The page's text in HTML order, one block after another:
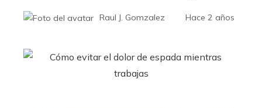
Raul J. Gomzalez Hace 2 años